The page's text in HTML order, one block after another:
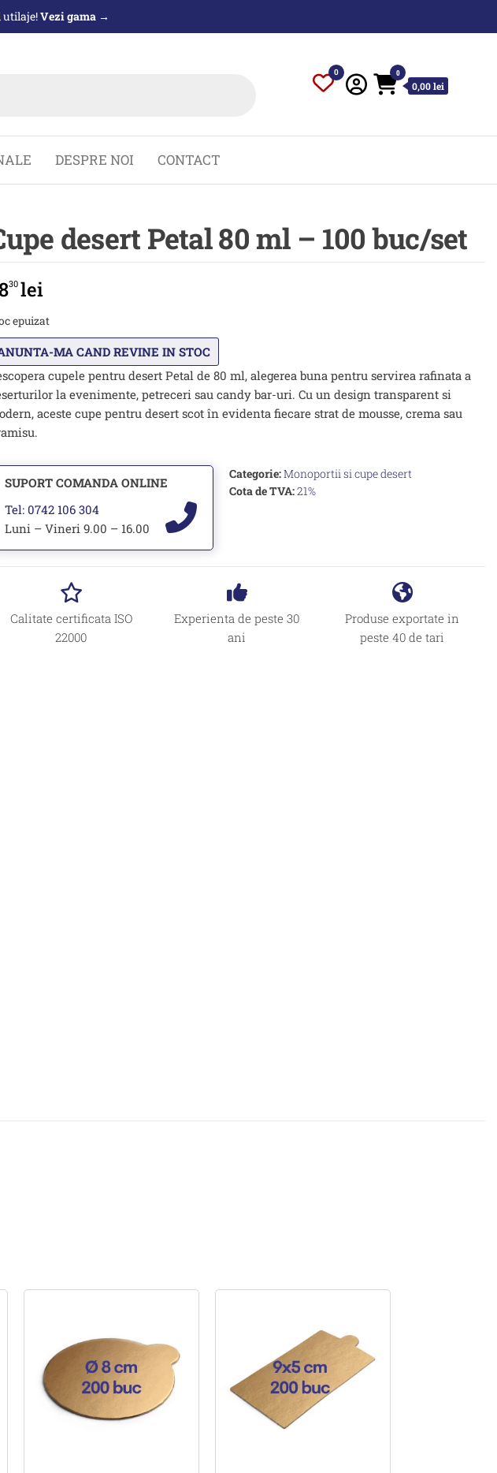
utilaje!Vezi gama →
0 0
0,00 lei
DESPRE NOI CONTACT
desert Petal 80 ml – 100 buc/set
30lei
epuizat
cupele pentru desert Petal de 80 ml, alegerea buna pentru servirea rafinata a
la evenimente, petreceri sau candy bar-uri. Cu un design transparent si
aceste cupe pentru desert scot în evidenta fiecare strat de mousse, crema sau
SUPORT COMANDA ONLINE
Tel: 0742 106 304
Luni – Vineri 9.00 – 16.00
Categorie:Monoportii si cupe desert
Cota de TVA:21%
Calitate certificata ISO
22000
Experienta de peste 30
ani
Produse exportate in
peste 40 de tari